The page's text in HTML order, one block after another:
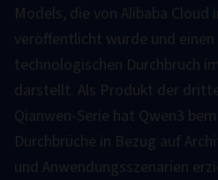
Models, die von Alibaba Cloud
veröffentlicht wurde und
technologischen Durchbruch
darstellt. Als Produkt der
Qianwen-Serie hat Qwen3
Durchbrüche in Bezug auf
und Anwendungsszenarien